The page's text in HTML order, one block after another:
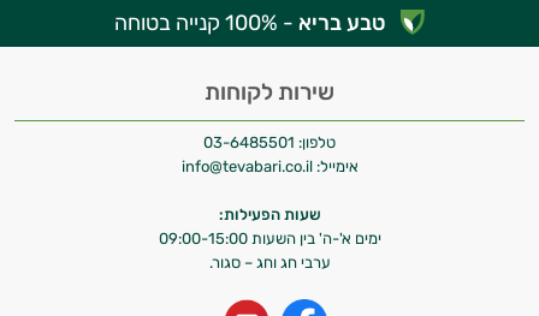
טבע בריא - 100% קנייה בטוחה
שירות לקוחות
טלפון: 03-6485501
אימייל: info@tevabari.co.il
שעות הפעילות:
ימים א'-ה' בין השעות 09:00-15:00
ערבי חג וחג – סגור.